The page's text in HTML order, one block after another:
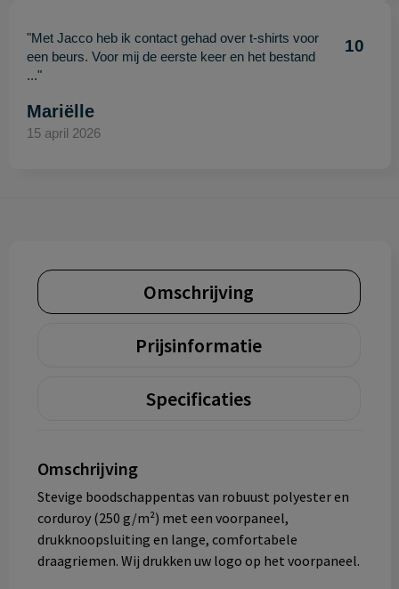
"Met Jacco heb ik contact gehad over t-shirts voor
een beurs. Voor mij de eerste keer en het bestand
..."
10
Mariëlle
15 april 2026
Omschrijving
Prijsinformatie
Specificaties
Omschrijving
Stevige boodschappentas van robuust polyester en
corduroy (250 g/m²) met een voorpaneel,
drukknoopsluiting en lange, comfortabele
draagriemen. Wij drukken uw logo op het voorpaneel.